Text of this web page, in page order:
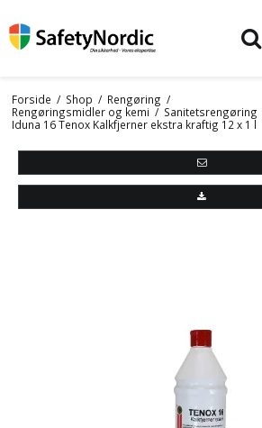
Forside / Shop / Rengøring /
Rengøringsmidler og kemi / Sanitetsrengøring
Iduna 16 Tenox Kalkfjerner ekstra kraftig 12 x 1 l